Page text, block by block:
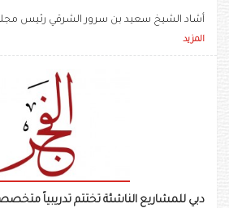
أشاد الشيخ سعيد بن سرور الشرقي رئيس
المزيد
دبي للمشاريع الناشئة تختتم تدريبياً متخصصاً لـ 16 شركة